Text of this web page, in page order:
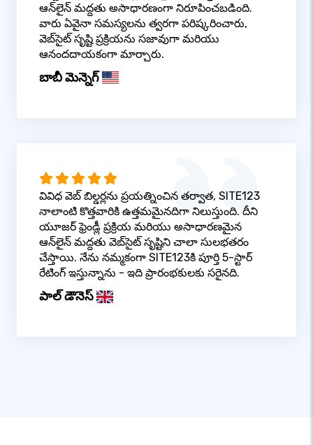
ఆన్‌లైన్ మద్దతు అసాధారణంగా నిరూపించబడింది.
వారు ఏవైనా సమస్యలను త్వరగా పరిష్కరించారు,
వెబ్‌సైట్ సృష్టి ప్రక్రియను సజావుగా మరియు
ఆనందదాయకంగా మార్చారు.
బాబీ మెన్నెగ్
వివిధ వెబ్ బిల్డర్లను ప్రయత్నించిన తర్వాత, SITE123
నాలాంటి కొత్తవారికి ఉత్తమమైనదిగా నిలుస్తుంది. దీని
యూజర్ ఫ్రెండ్లీ ప్రక్రియ మరియు అసాధారణమైన
ఆన్‌లైన్ మద్దతు వెబ్‌సైట్ సృష్టిని చాలా సులభతరం
చేస్తాయి. నేను నమ్మకంగా SITE123కి పూర్తి 5-స్టార్
రేటింగ్ ఇస్తున్నాను - ఇది ప్రారంభకులకు సరైనది.
పాల్ డౌనెస్